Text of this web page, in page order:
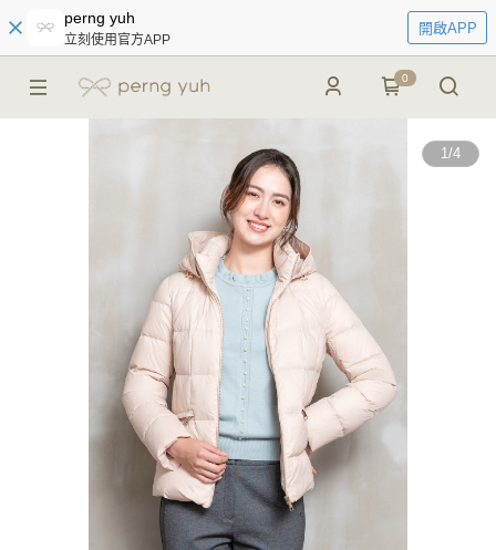
perng yuh
立刻使用官方APP
開啟APP
0
1/4